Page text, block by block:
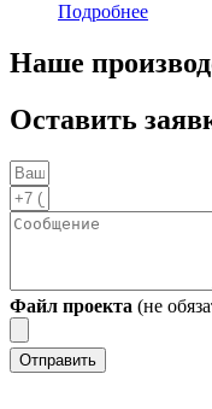
Подробнее
Наше
Оставить
Файл проекта (не
Отправить